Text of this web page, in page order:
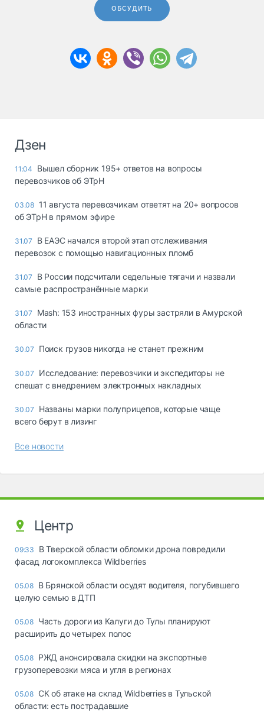
ОБСУДИТЬ
Дзен
11:04
Вышел сборник 195+ ответов на вопросы
перевозчиков об ЭТрН
03.08 11 августа перевозчикам ответят на 20+ вопросов
об ЭТрН в прямом эфире
31.07
В ЕАЭС начался второй этап отслеживания
перевозок с помощью навигационных пломб
31.07
В России подсчитали седельные тягачи и назвали
самые распространённые марки
31.07
Mash: 153 иностранных фуры застряли в Амурской
области
30.07 Поиск грузов никогда не станет прежним
30.07
Исследование: перевозчики и экспедиторы не
спешат с внедрением электронных накладных
30.07
Названы марки полуприцепов, которые чаще
всего берут в лизинг
Все новости
Центр
09:33
В Тверской области обломки дрона повредили
фасад логокомплекса Wildberries
05.08 В Брянской области осудят водителя, погубившего
целую семью в ДТП
05.08 Часть дороги из Калуги до Тулы планируют
расширить до четырех полос
05.08 РЖД анонсировала скидки на экспортные
грузоперевозки мяса и угля в регионах
05.08 СК об атаке на склад Wildberries в Тульской
области: есть пострадавшие